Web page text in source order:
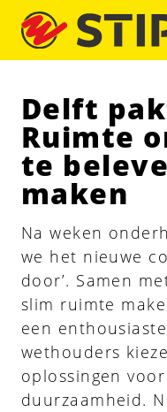
Delft
Ruimte
te
maken
Na weken
we het nieuwe
door’. Samen
slim ruimte
een
wethouders
oplossingen
duurzaamheid.